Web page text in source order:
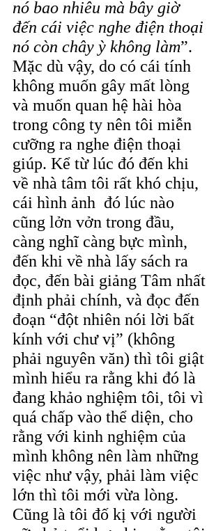
nó bao nhiêu mà bây giờ
đến cái việc nghe điện thoại
nó còn chây ỳ không làm”.
Mặc dù vậy, do có cái tính
không muốn gây mất lòng
và muốn quan hệ hài hòa
trong công ty nên tôi miễn
cưỡng ra nghe điện thoại
giúp. Kể từ lúc đó đến khi
về nhà tâm tôi rất khó chịu,
cái hình ảnh  đó lúc nào
cũng lởn vởn trong đầu,
càng nghĩ càng bực mình,
đến khi về nhà lấy sách ra
đọc, đến bài giảng Tâm nhất
định phải chính, và đọc đến
đoạn “đột nhiên nói lời bất
kính với chư vị” (không
phải nguyên văn) thì tôi giật
mình hiểu ra rằng khi đó là
đang khảo nghiệm tôi, tôi vì
quá chấp vào thể diện, cho
rằng với kinh nghiệm của
mình không nên làm những
việc như vậy, phải làm việc
lớn thì tôi mới vừa lòng.
Cũng là tôi đố kị với người